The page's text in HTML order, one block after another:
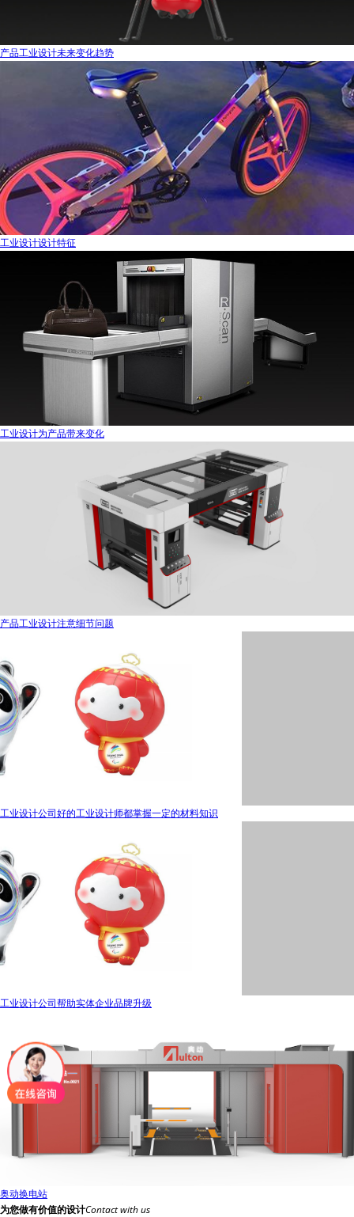
产品工业设计未来变化趋势
工业设计设计特征
工业设计为产品带来变化
产品工业设计注意细节问题
工业设计公司好的工业设计师都掌握一定的材料知识
工业设计公司帮助实体企业品牌升级
奥动换电站
为您做有价值的设计Contact with us